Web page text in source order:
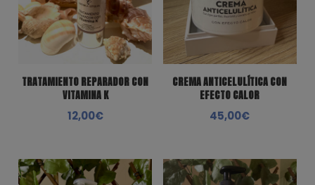
TRATAMIENTO REPARADOR CON
VITAMINA K
12,00€
CREMA ANTICELULÍTICA CON
EFECTO CALOR
45,00€